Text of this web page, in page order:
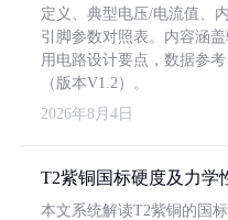
定义、典型电压/电流值、
引脚参数对照表。内容涵
用电路设计要点，数据参
（版本V1.2）。
2026年8月4日
T2紫铜国标硬度及力学
本文系统解读T2紫铜的国